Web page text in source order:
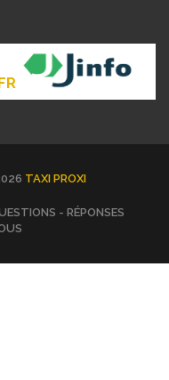
TAXI PROXI
- RÉPONSES